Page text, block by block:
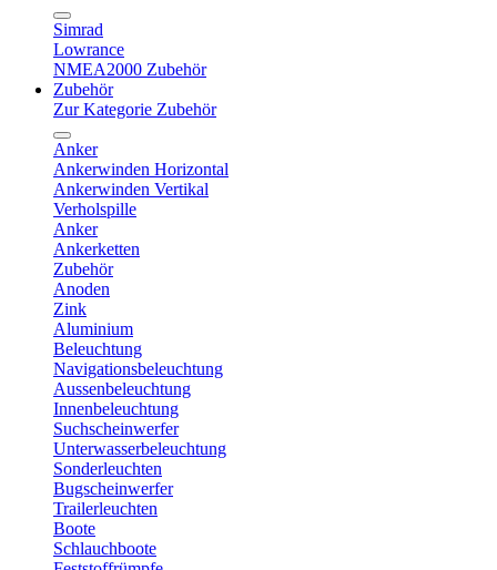
Simrad
Lowrance
NMEA2000 Zubehör
Zubehör
Zur Kategorie Zubehör
Anker
Ankerwinden Horizontal
Ankerwinden Vertikal
Verholspille
Anker
Ankerketten
Zubehör
Anoden
Zink
Aluminium
Beleuchtung
Navigationsbeleuchtung
Aussenbeleuchtung
Innenbeleuchtung
Suchscheinwerfer
Unterwasserbeleuchtung
Sonderleuchten
Bugscheinwerfer
Trailerleuchten
Boote
Schlauchboote